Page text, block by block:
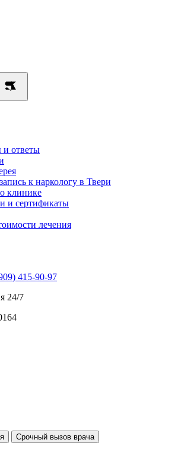
ответы
к наркологу в Твери
клинике
и сертификаты
лечения
415-90-97
24/7
Срочный вызов врача